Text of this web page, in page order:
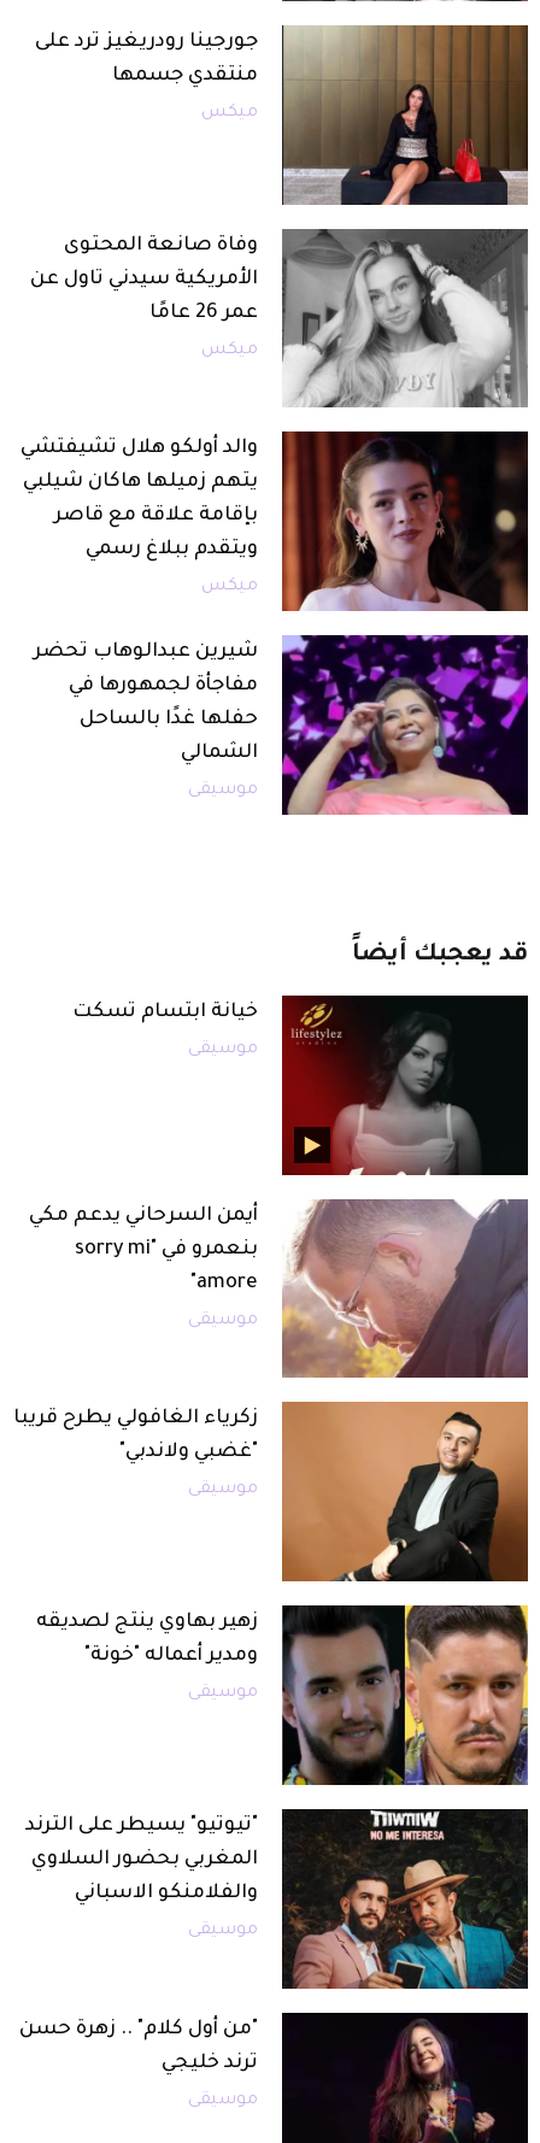
جورجينا رودريغيز ترد على
منتقدي جسمها
ميكس
وفاة صانعة المحتوى
الأمريكية سيدني تاول عن
عمر 26 عامًا
ميكس
والد أولكو هلال تشيفتشي
يتهم زميلها هاكان شيلبي
بإقامة علاقة مع قاصر
ويتقدم ببلاغ رسمي
ميكس
شيرين عبدالوهاب تحضر
مفاجأة لجمهورها في
حفلها غدًا بالساحل
الشمالي
موسيقى
قد يعجبك أيضاً
خيانة ابتسام تسكت
موسيقى
أيمن السرحاني يدعم مكي
بنعمرو في "sorry mi
amore"
موسيقى
زكرياء الغافولي يطرح قريبا
"غضبي ولاندبي"
موسيقى
زهير بهاوي ينتج لصديقه
ومدير أعماله "خونة"
موسيقى
"تيوتيو" يسيطر على الترند
المغربي بحضور السلاوي
والفلامنكو الاسباني
موسيقى
"من أول كلام" .. زهرة حسن
ترند خليجي
موسيقى